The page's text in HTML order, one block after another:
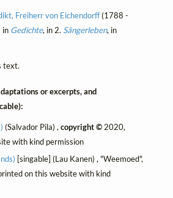
Freiherr von Eichendorff(1788 -
in Gedichte, in 2. Sängerleben, in
text.
or excerpts, and
(Salvador Pila) ,copyright © 2020,
with kind permission
[singable] (Lau Kanen) , "Weemoed",
on this website with kind